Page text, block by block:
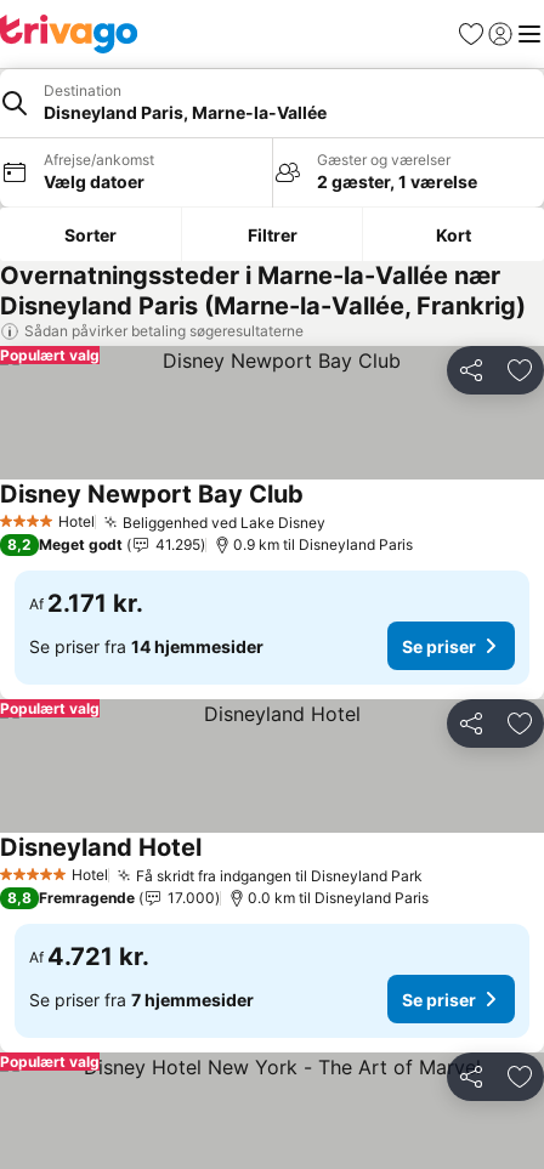
Favoritter
Log ind
Destination
Disneyland Paris, Marne-la-Vallée
Afrejse/ankomst
Vælg datoer
Gæster og værelser
2 gæster, 1 værelse
Sorter Filtrer Kort
Overnatningssteder i Marne-la-Vallée nær
Disneyland Paris (Marne-la-Vallée, Frankrig)
Sådan påvirker betaling søgeresultaterne
Del
Populært valg
4 StjernerHotel Beliggenhed ved Lake Disney
Disney Newport Bay Club
8,2 Meget godt 41.295 0.9 km til Disneyland Paris
Af 2.171 kr.
Se priser fra 14 hjemmesider Se priser
Del
Populært valg
5 Stjerner Hotel Få skridt fra indgangen til Disneyland Park
Disneyland Hotel
8,8 Fremragende 17.000 0.0 km til Disneyland Paris
Af 4.721 kr.
Se priser fra 7 hjemmesider Se priser
Del
Populært valg